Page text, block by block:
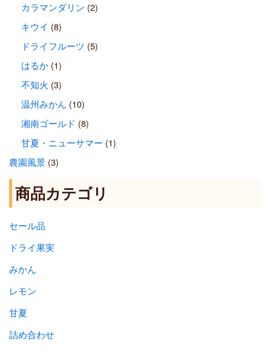
カラマンダリン (2)
キウイ (8)
ドライフルーツ (5)
はるか(1)
不知火 (3)
温州みかん (10)
湘南ゴールド (8)
甘夏・ニューサマー (1)
農園風景(3)
商品カテゴリ
セール品
ドライ果実
みかん
レモン
甘夏
詰め合わせ